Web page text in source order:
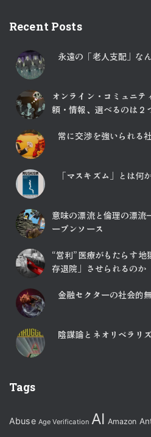
Recent Posts
永遠の「老人支配」な
オンライン・コミュニ
頼・情報、選べるのは２
常に交渉を強いられる
「マスキズム」とは何
意味の漂流と倫理の漂
ープンソース
“営利”医療がもたらす
存退院」させられるのか
金融セクターの社会的
陰謀論とネオリベラリ
Tags
Abuse Age Verification AI Amazon